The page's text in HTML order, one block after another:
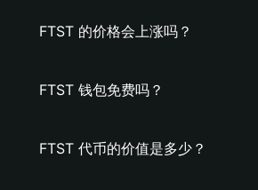
FTST 的价格会上涨吗？
FTST 钱包免费吗？
FTST 代币的价值是多少？